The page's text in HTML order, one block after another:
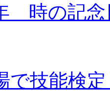
時の記
で技能検